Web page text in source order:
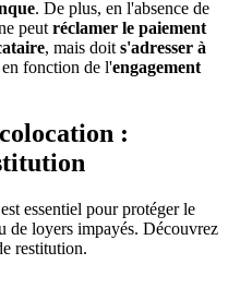
. De plus, en l'absence de
peut réclamer le paiement
, mais doit s'adresser à
en fonction de l'engagement
:
essentiel pour protéger le
de loyers impayés. Découvrez
restitution.